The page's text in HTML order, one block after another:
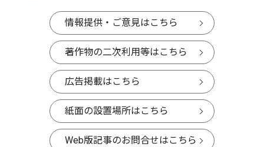
情報提供・ご意見はこちら
著作物の二次利用等はこちら
広告掲載はこちら
紙面の設置場所はこちら
Web版記事のお問合せはこちら